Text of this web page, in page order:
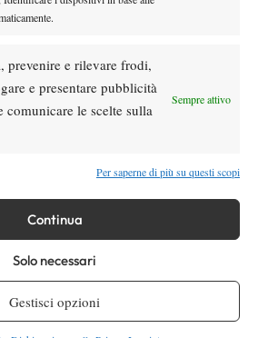
prevenire e rilevare frodi,
e presentare pubblicità
comunicare le scelte sulla
Sempre attivo
Per saperne di più su questi scopi
Continua
Solo necessari
Gestisci opzioni
Tennisregistrata Aut-Trib Milano n°
Alessandro Nizegorodcew